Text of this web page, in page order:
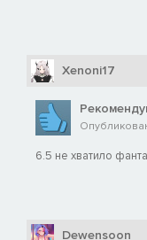
Xenoni17
6.5 не хватило
Dewensoon